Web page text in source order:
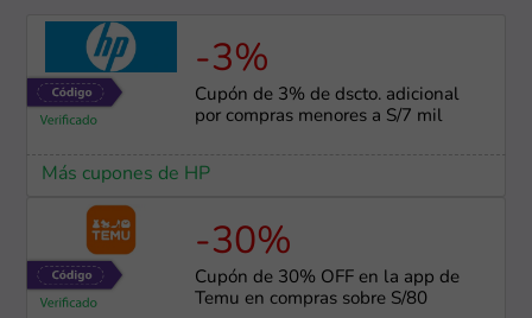
-3%
Cupón de 3% de dscto. adicional
por compras menores a S/7 mil
Más cupones de HP
-30%
Cupón de 30% OFF en la app de
Temu en compras sobre S/80